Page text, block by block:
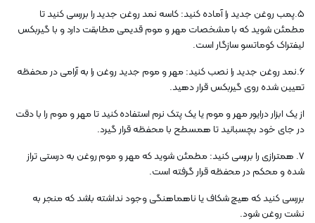
5.پمب روغن جدید را آماده کنید: کاسه نمد روغن جدید را بررسی کنید تا
مطمئن شوید که با مشخصات مهر و موم قدیمی مطابقت دارد و با گیربکس
لیفتراک کوماتسو سازگار است.
6.نمد روغن جدید را نصب کنید: مهر و موم جدید روغن را به آرامی در محفظه
تعیین شده روی گیربکس قرار دهید.
از یک ابزار درایور مهر و موم یا یک پتک نرم استفاده کنید تا مهر و موم را با دقت
در جای خود بچسبانید تا همسطح با محفظه قرار گیرد.
7. همترازی را بررسی کنید: مطمئن شوید که مهر و موم روغن به درستی تراز
شده و محکم در محفظه قرار گرفته است.
بررسی کنید که هیچ شکاف یا ناهماهنگی وجود نداشته باشد که منجر به
نشت روغن شود.